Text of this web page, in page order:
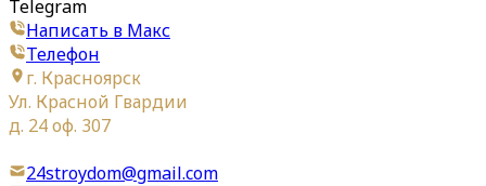
Telegram
Написать в Макс
Телефон
г. Красноярск
Ул. Красной Гвардии
д. 24 оф. 307
24stroydom@gmail.com